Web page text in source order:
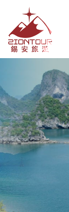
越
安
國
際
旅
行
社
南